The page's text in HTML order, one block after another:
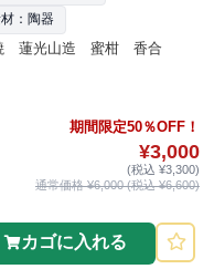
：陶器
蓮光山造 蜜柑 香合
期間限定50％OFF！
¥3,000
(税込 ¥3,300)
通常価格 ¥6,000 (税込 ¥6,600)
カゴに入れる